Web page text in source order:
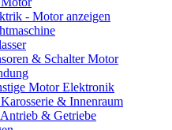
- Motor anzeigen
& Schalter Motor
Motor Elektronik
& Innenraum
& Getriebe